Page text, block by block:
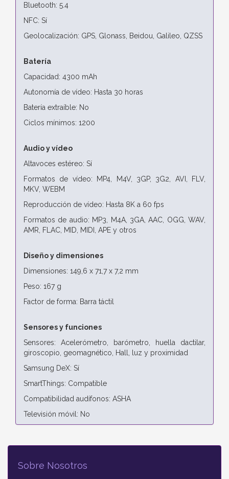
Bluetooth: 5.4
NFC: Sí
Geolocalización: GPS, Glonass, Beidou, Galileo, QZSS
Batería
Capacidad: 4300 mAh
Autonomía de vídeo: Hasta 30 horas
Batería extraíble: No
Ciclos mínimos: 1200
Audio y vídeo
Altavoces estéreo: Sí
Formatos de vídeo: MP4, M4V, 3GP, 3G2, AVI, FLV,
MKV, WEBM
Reproducción de vídeo: Hasta 8K a 60 fps
Formatos de audio: MP3, M4A, 3GA, AAC, OGG, WAV,
AMR, FLAC, MID, MIDI, APE y otros
Diseño y dimensiones
Dimensiones: 149,6 x 71,7 x 7,2 mm
Peso: 167 g
Factor de forma: Barra táctil
Sensores y funciones
Sensores: Acelerómetro, barómetro, huella dactilar,
giroscopio, geomagnético, Hall, luz y proximidad
Samsung DeX: Sí
SmartThings: Compatible
Compatibilidad audífonos: ASHA
Televisión móvil: No
Sobre Nosotros